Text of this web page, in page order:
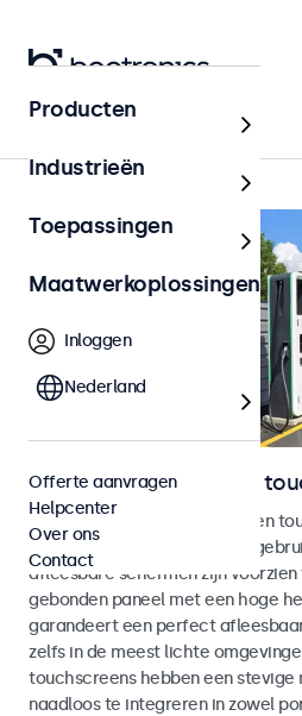
Outdoor
Outdoor monitoren en
Weersbestendige monitoren en
voor zowel binnen- als
afleesbare schermen zijn
gebonden paneel met een hoge
garandeert een perfect
zelfs in de meest lichte
touchscreens hebben een stevige
naadloos te integreren in zowel
Producten
Industrieën
Toepassingen
Maatwerkoplossingen
Inloggen
Nederland
Offerte aanvragen
Helpcenter
Over ons
Contact